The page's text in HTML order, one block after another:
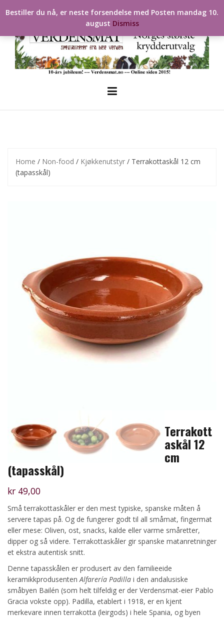
to
Home / Non-food / Kjøkkenutstyr / Terrakottaskål 12 cm
(tapasskål)
Terrakott
askål 12
cm
(tapasskål)
kr 49,00
Små terrakottaskåler er den mest typiske, spanske måten å
servere tapas på. Og de fungerer godt til all småmat, fingermat
eller mese: Oliven, ost, snacks, kalde eller varme småretter,
dipper og så videre. Terrakottaskåler gir spanske matanretninger
et ekstra autentisk snitt.
Denne tapasskålen er produsert av den familieeide
keramikkprodusentenAlfarería Padilla i den andalusiske
småbyen Bailén (som helt tilfeldig er der Verdensmat-eier Pablo
Gracia vokste opp). Padilla, etablert i 1918, er en kjent
merkevare innen terrakotta (leirgods) i hele Spania, og byen
Bestiller du nå, er neste forsendelse med Posten mandag 10.
august Dismiss